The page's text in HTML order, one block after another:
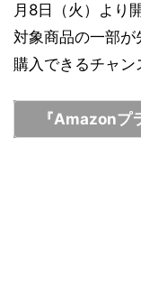
月8日（火）より
対象商品の一部
購入できるチャン
『Amazonプ